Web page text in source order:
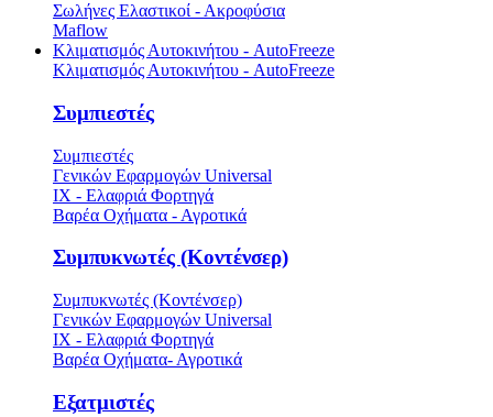
Σωλήνες Ελαστικοί - Ακροφύσια
Maflow
Κλιματισμός Αυτοκινήτου - AutoFreeze
Κλιματισμός Αυτοκινήτου - AutoFreeze
Συμπιεστές
Συμπιεστές
Γενικών Εφαρμογών Universal
ΙΧ - Ελαφριά Φορτηγά
Βαρέα Οχήματα - Αγροτικά
Συμπυκνωτές (Κοντένσερ)
Συμπυκνωτές (Κοντένσερ)
Γενικών Εφαρμογών Universal
ΙΧ - Ελαφριά Φορτηγά
Βαρέα Οχήματα- Αγροτικά
Εξατμιστές